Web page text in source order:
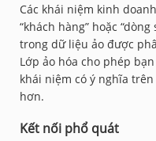
Các khái niệm kinh
“khách hàng” hoặc
trong dữ liệu ảo được
Lớp ảo hóa cho phép
khái niệm có ý nghĩa
hơn.
Kết nối phổ quát